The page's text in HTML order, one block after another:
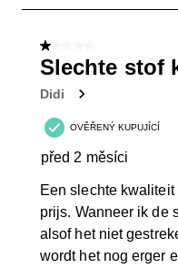
Recenzí.
1 z 5 hvězdiček.
Slechte stof
Didi
OVĚŘENÝ KUPUJÍCÍ
před 2 měsíci
Een slechte
prijs. Wanneer ik de
alsof het niet
wordt het nog erger